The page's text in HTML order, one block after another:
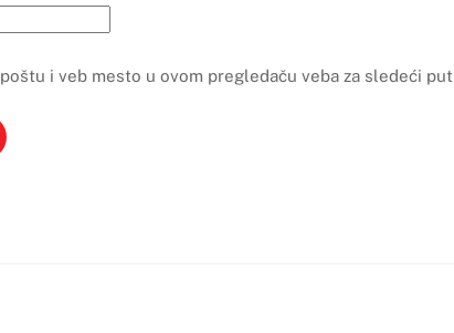
i veb mesto u ovom pregledaču veba za sledeći